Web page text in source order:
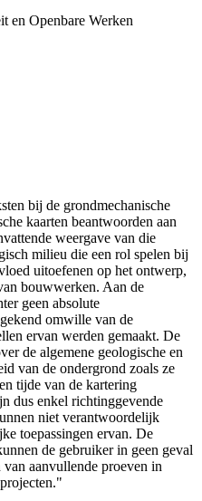
en Openbare Werken
bij de grondmechanische
kaarten beantwoorden aan
weergave van die
milieu die een rol spelen bij
uitoefenen op het ontwerp,
bouwwerken. Aan de
geen absolute
omwille van de
ervan werden gemaakt. De
de algemene geologische en
van de ondergrond zoals ze
tijde van de kartering
dus enkel richtinggevende
niet verantwoordelijk
toepassingen ervan. De
de gebruiker in geen geval
aanvullende proeven in